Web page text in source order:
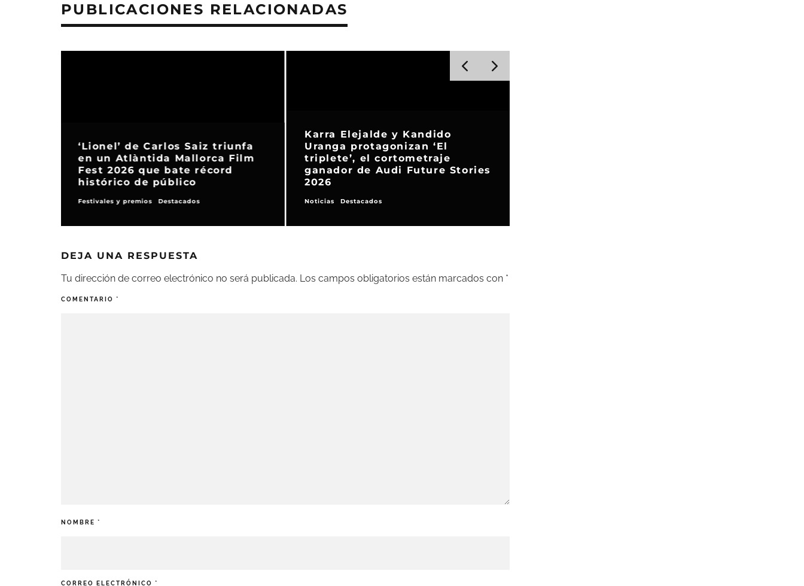
PUBLICACIONES RELACIONADAS
‘Lionel’ de Carlos Saiz triunfa
en un Atlàntida Mallorca Film
Fest 2026 que bate récord
histórico de público
Festivales y premios Destacados
Karra Elejalde y Kandido
Uranga protagonizan ‘El
triplete’, el cortometraje
ganador de Audi Future Stories
2026
Noticias Destacados
DEJA UNA RESPUESTA
Tu dirección de correo electrónico no será publicada. Los campos obligatorios están marcados con *
COMENTARIO *
NOMBRE *
CORREO ELECTRÓNICO *